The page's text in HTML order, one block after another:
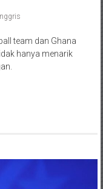
team dan Ghana
hanya menarik